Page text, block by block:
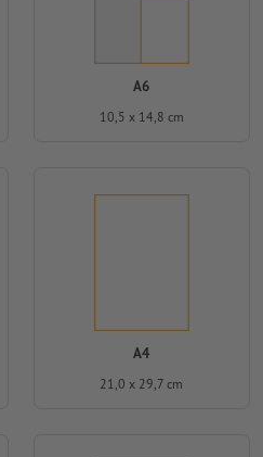
A6
10,5 x 14,8 cm
A4
21,0 x 29,7 cm